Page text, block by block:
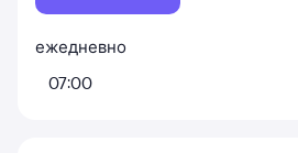
ежедневно
07:00